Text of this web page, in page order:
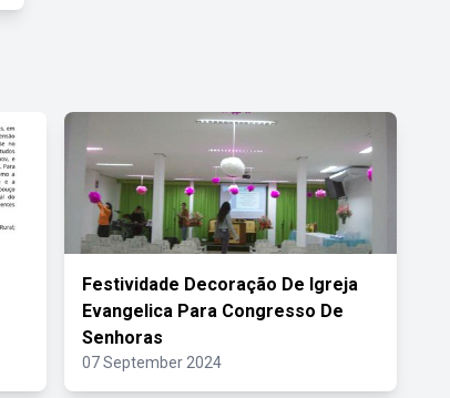
Festividade Decoração De Igreja
Evangelica Para Congresso De
Senhoras
07 September 2024